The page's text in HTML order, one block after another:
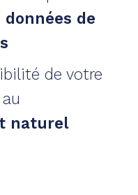
de
de votre
naturel